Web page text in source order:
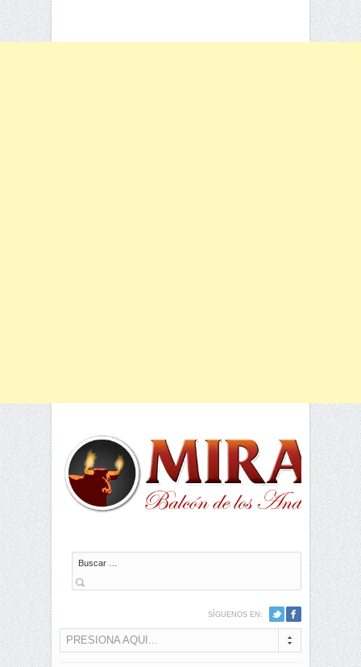
Buscar
SÍGUENOS EN:
PRESIONA AQUI...